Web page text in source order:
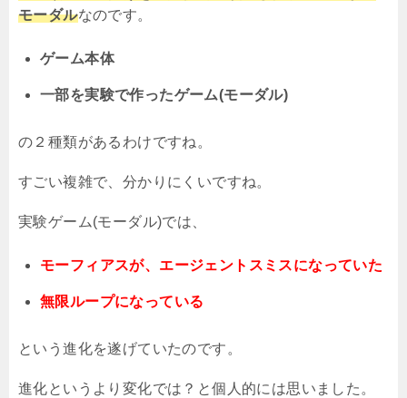
モーダルなのです。
ゲーム本体
一部を実験で作ったゲーム(モーダル)
の２種類があるわけですね。
すごい複雑で、分かりにくいですね。
実験ゲーム(モーダル)では、
モーフィアスが、エージェントスミスになっていた
無限ループになっている
という進化を遂げていたのです。
進化というより変化では？と個人的には思いました。